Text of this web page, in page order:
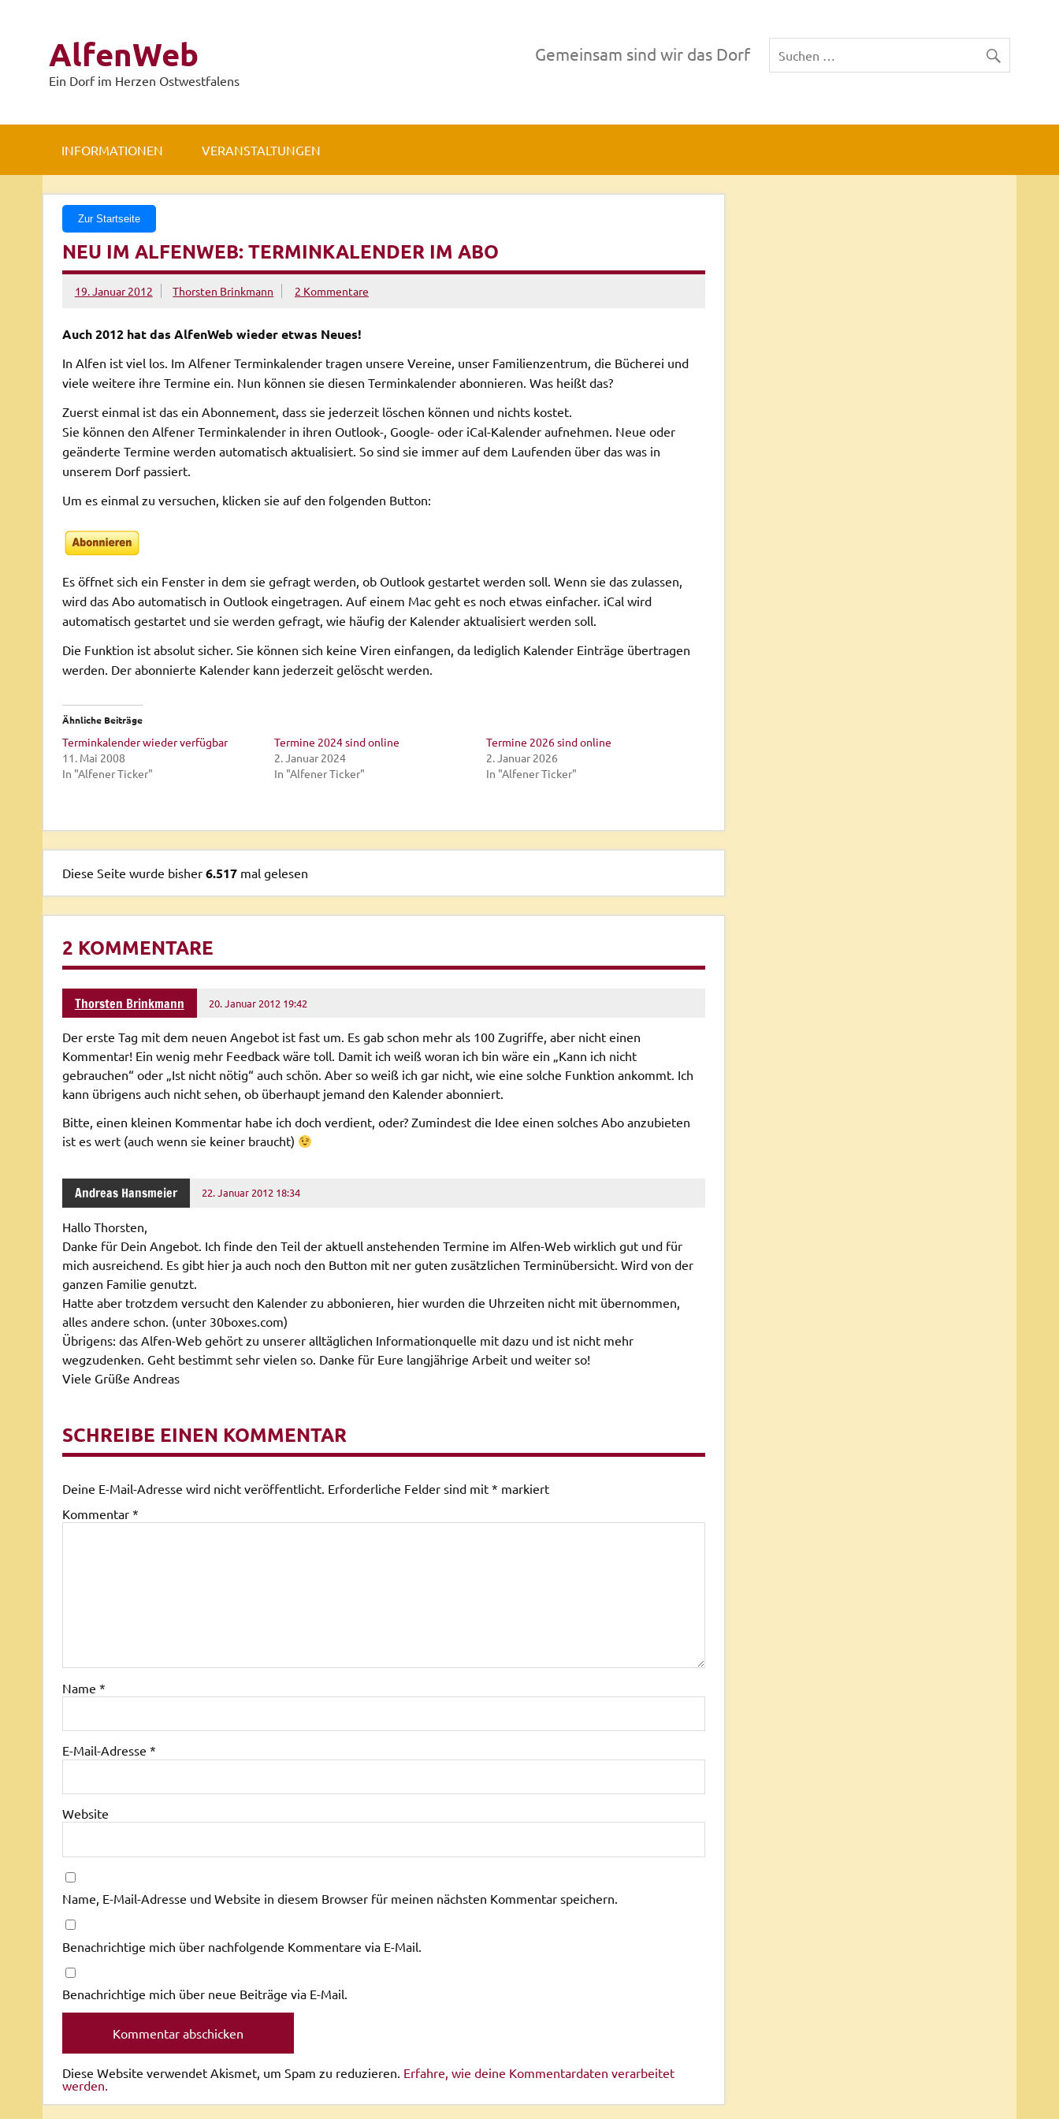
AlfenWeb
Ein Dorf im Herzen Ostwestfalens
Gemeinsam sind wir das Dorf
INFORMATIONEN VERANSTALTUNGEN
Zur Startseite
NEU IM ALFENWEB: TERMINKALENDER IM ABO
19. Januar 2012 Thorsten Brinkmann 2 Kommentare
Auch 2012 hat das AlfenWeb wieder etwas Neues!
In Alfen ist viel los. Im Alfener Terminkalender tragen unsere Vereine, unser Familienzentrum, die Bücherei und
viele weitere ihre Termine ein. Nun können sie diesen Terminkalender abonnieren. Was heißt das?
Zuerst einmal ist das ein Abonnement, dass sie jederzeit löschen können und nichts kostet.
Sie können den Alfener Terminkalender in ihren Outlook-, Google- oder iCal-Kalender aufnehmen. Neue oder
geänderte Termine werden automatisch aktualisiert. So sind sie immer auf dem Laufenden über das was in
unserem Dorf passiert.
Um es einmal zu versuchen, klicken sie auf den folgenden Button:
Es öffnet sich ein Fenster in dem sie gefragt werden, ob Outlook gestartet werden soll. Wenn sie das zulassen,
wird das Abo automatisch in Outlook eingetragen. Auf einem Mac geht es noch etwas einfacher. iCal wird
automatisch gestartet und sie werden gefragt, wie häufig der Kalender aktualisiert werden soll.
Die Funktion ist absolut sicher. Sie können sich keine Viren einfangen, da lediglich Kalender Einträge übertragen
werden. Der abonnierte Kalender kann jederzeit gelöscht werden.
Ähnliche Beiträge
Terminkalender wieder verfügbar
11. Mai 2008
In "Alfener Ticker"
Termine 2024 sind online
2. Januar 2024
In "Alfener Ticker"
Termine 2026 sind online
2. Januar 2026
In "Alfener Ticker"
Diese Seite wurde bisher6.517 mal gelesen
2 KOMMENTARE
Thorsten Brinkmann 20. Januar 2012 19:42
Der erste Tag mit dem neuen Angebot ist fast um. Es gab schon mehr als 100 Zugriffe, aber nicht einen
Kommentar! Ein wenig mehr Feedback wäre toll. Damit ich weiß woran ich bin wäre ein „Kann ich nicht
gebrauchen“ oder „Ist nicht nötig“ auch schön. Aber so weiß ich gar nicht, wie eine solche Funktion ankommt. Ich
kann übrigens auch nicht sehen, ob überhaupt jemand den Kalender abonniert.
Bitte, einen kleinen Kommentar habe ich doch verdient, oder? Zumindest die Idee einen solches Abo anzubieten
ist es wert (auch wenn sie keiner braucht)
Andreas Hansmeier 22. Januar 2012 18:34
Hallo Thorsten,
Danke für Dein Angebot. Ich finde den Teil der aktuell anstehenden Termine im Alfen-Web wirklich gut und für
mich ausreichend. Es gibt hier ja auch noch den Button mit ner guten zusätzlichen Terminübersicht. Wird von der
ganzen Familie genutzt.
Hatte aber trotzdem versucht den Kalender zu abbonieren, hier wurden die Uhrzeiten nicht mit übernommen,
alles andere schon. (unter 30boxes.com)
Übrigens: das Alfen-Web gehört zu unserer alltäglichen Informationquelle mit dazu und ist nicht mehr
wegzudenken. Geht bestimmt sehr vielen so. Danke für Eure langjährige Arbeit und weiter so!
Viele Grüße Andreas
SCHREIBE EINEN KOMMENTAR
Deine E-Mail-Adresse wird nicht veröffentlicht. Erforderliche Felder sind mit * markiert
Kommentar *
Name *
E-Mail-Adresse *
Website
Name, E-Mail-Adresse und Website in diesem Browser für meinen nächsten Kommentar speichern.
Benachrichtige mich über nachfolgende Kommentare via E-Mail.
Benachrichtige mich über neue Beiträge via E-Mail.
Diese Website verwendet Akismet, um Spam zu reduzieren. Erfahre, wie deine Kommentardaten verarbeitet
werden.